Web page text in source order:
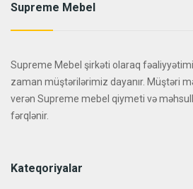
Supreme Mebel
Supreme Mebel şirkəti olaraq
zaman müştərilərimiz dayanır. Müştəri
verən Supreme mebel qiymeti və
fərqlənir.
Kateqoriyalar